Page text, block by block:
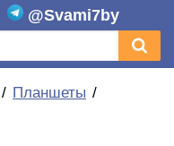
@Svami7by
Планшеты